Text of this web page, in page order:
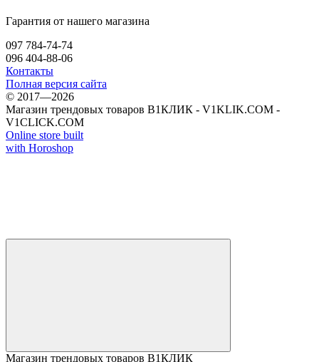
Гарантия от нашего магазина
097 784-74-74
096 404-88-06
Контакты
Полная версия сайта
© 2017—2026
Магазин трендовых товаров В1КЛИК - V1KLIK.COM -
V1CLICK.COM
Online store built
with Horoshop
Магазин трендовых товаров В1КЛИК